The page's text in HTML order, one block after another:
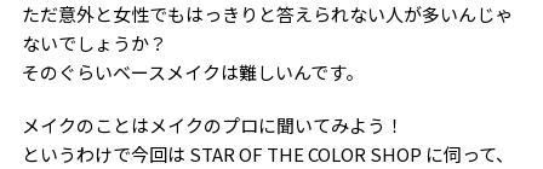
ただ意外と女性でもはっきりと答えられない人が多いんじゃ
ないでしょうか？
そのぐらいベースメイクは難しいんです。
メイクのことはメイクのプロに聞いてみよう！
というわけで今回は STAR OF THE COLOR SHOP に伺って、